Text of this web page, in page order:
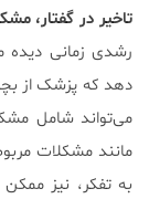
تاخیر در گفتار،
رشدی زمانی دیده
دهد که پزشک از
می‌تواند شامل
مانند مشکلات
به تفکر، نیز